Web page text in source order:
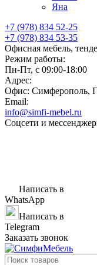
Яна
+7 (978) 834 52-25
+7 (978) 834 53-35
Офисная мебель,
Режим работы:
Пн-Пт, с 09:00-18:00
Адрес:
Офис: Симферополь,
Email:
info@simfi-mebel.ru
Соцсети и
Написать в
WhatsApp
Написать в
Telegram
Заказать звонок